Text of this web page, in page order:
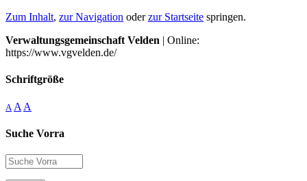
Zum Inhalt, zur Navigation oderzur Startseite springen.
Verwaltungsgemeinschaft Velden | Online:
https://www.vgvelden.de/
Schriftgröße
A A A
Suche Vorra